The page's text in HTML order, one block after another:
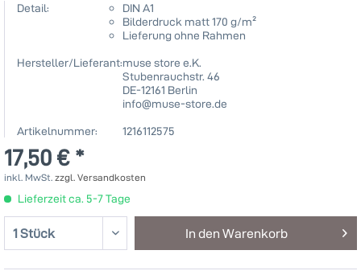
Detail:
DIN A1
Bilderdruck matt 170 g/m²
Lieferung ohne Rahmen
Hersteller/Lieferant:muse store e.K.
Stubenrauchstr. 46
DE-12161 Berlin
info@muse-store.de
Artikelnummer:
1216112575
17,50 € *
inkl. MwSt. zzgl. Versandkosten
Lieferzeit ca. 5-7 Tage
In den Warenkorb